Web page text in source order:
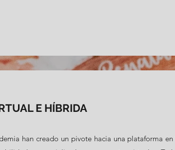
E HÍBRIDA
han creado un pivote hacia una plataforma